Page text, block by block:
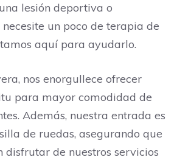
lesión deportiva o
un poco de terapia de
aquí para ayudarlo.
nos enorgullece ofrecer
para mayor comodidad de
Además, nuestra entrada es
de ruedas, asegurando que
disfrutar de nuestros servicios